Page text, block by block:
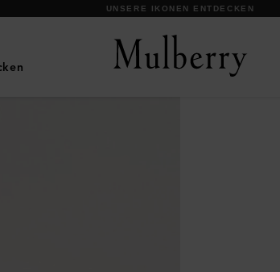
UNSERE IKONEN ENTDECKEN